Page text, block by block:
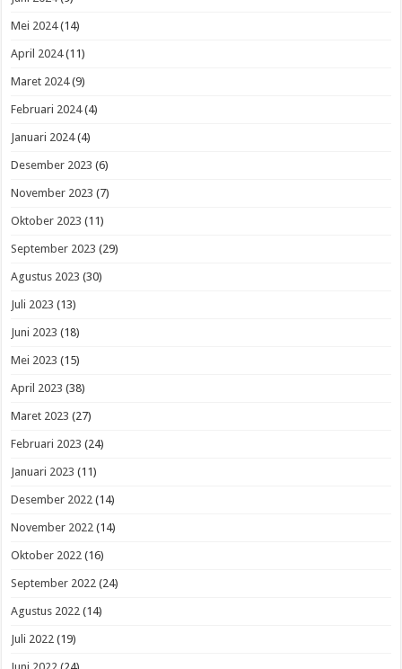
Mei 2024(14)
April 2024(11)
Maret 2024(9)
Februari 2024(4)
Januari 2024(4)
Desember 2023 (6)
November 2023 (7)
Oktober 2023 (11)
September 2023 (29)
Agustus 2023 (30)
Juli 2023 (13)
Juni 2023 (18)
Mei 2023 (15)
April 2023 (38)
Maret 2023 (27)
Februari 2023 (24)
Januari 2023 (11)
Desember 2022 (14)
November 2022 (14)
Oktober 2022 (16)
September 2022 (24)
Agustus 2022 (14)
Juli 2022 (19)